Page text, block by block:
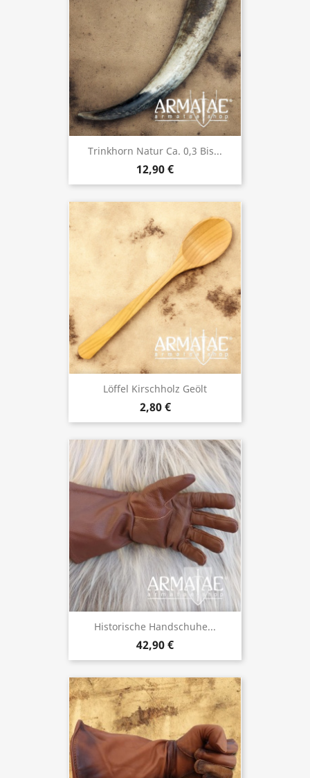
Trinkhorn Natur Ca. 0,3 Bis...
12,90 €
Löffel Kirschholz Geölt
2,80 €
Historische Handschuhe...
42,90 €